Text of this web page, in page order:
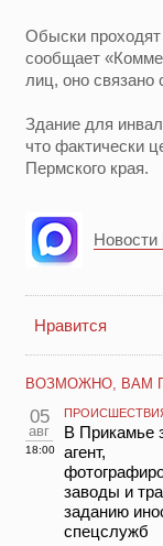
Обыски проходят
сообщает
лиц, оно связано
Здание для
что фактически
Пермского края.
Новости
Нравится
ВОЗМОЖНО, ВАМ
05
авг
18:00
В Прикамье
агент,
заводы и
заданию
спецслужб